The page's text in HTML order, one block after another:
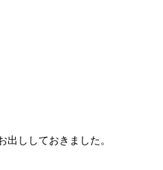
ししておきました。